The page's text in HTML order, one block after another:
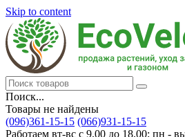
Skip to content
Поиск...
Товары не найдены
(096)361-15-15 (066)931-15-15
Работаем вт-вс с 9.00 до 18.00; пн -